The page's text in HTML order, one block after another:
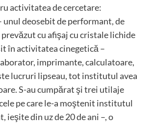
activitatea de cercetare:
unul deosebit de performant, de
cu afişaj cu cristale lichide
în activitatea cinegetică –
imprimante, calculatoare,
lucruri lipseau, tot institutul avea
S-au cumpărat şi trei utilaje
pe care le-a moştenit institutul
ieşite din uz de 20 de ani –, o